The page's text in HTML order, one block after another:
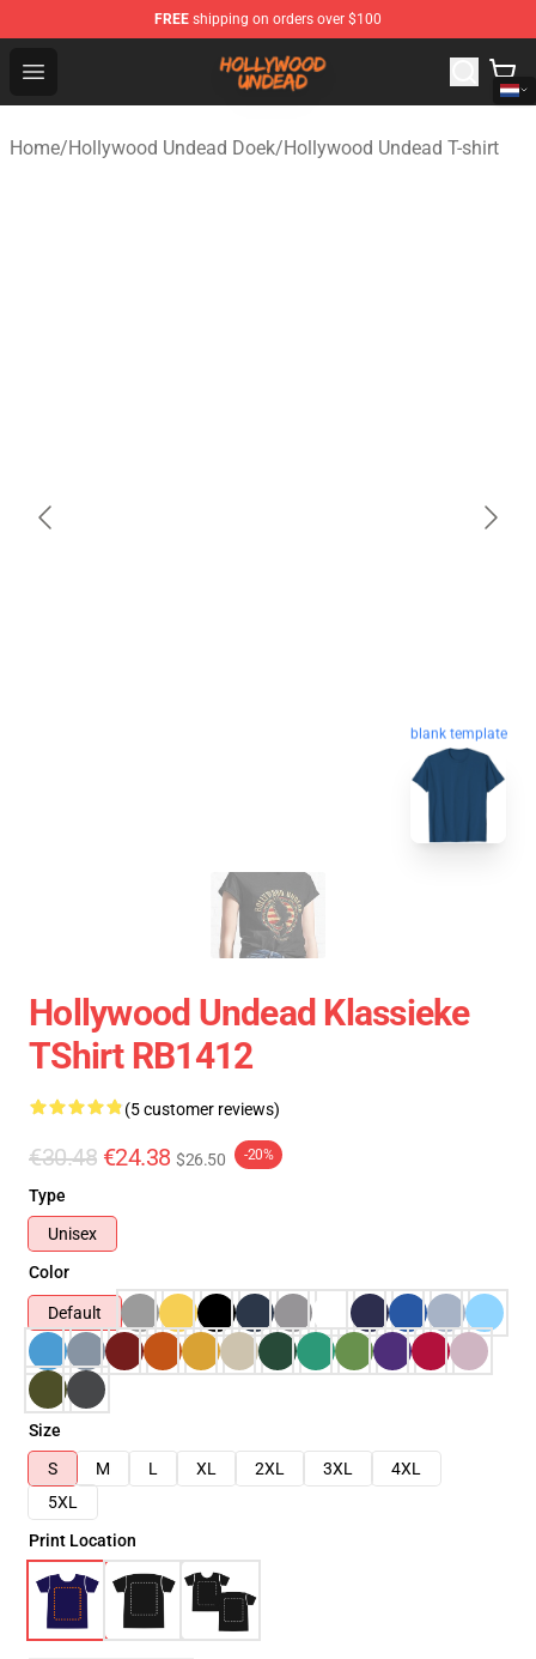
FREE shipping on orders over $100
Open menu
Hollywood Undead Shop - Official Hollywood Undead
Home/Hollywood Undead Doek/Hollywood Undead T-shirt
blank template
Hollywood Undead Klassieke
TShirt RB1412
(5 customer reviews)
€30.48 €24.38 $26.50 -20%
Type
Unisex
Color
Default
Size
S
M L XL 2XL 3XL
4XL
5XL
Print Location